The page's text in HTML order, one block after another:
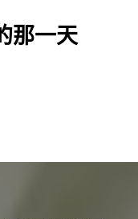
那一天